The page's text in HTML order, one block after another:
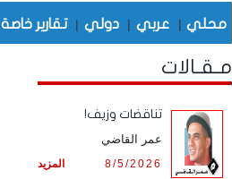
محلي | عربي | دولي | تقارير خاصة
مـقـالات
تناقضات وزيف!
عمر القاضي
المزيد 8/5/2026